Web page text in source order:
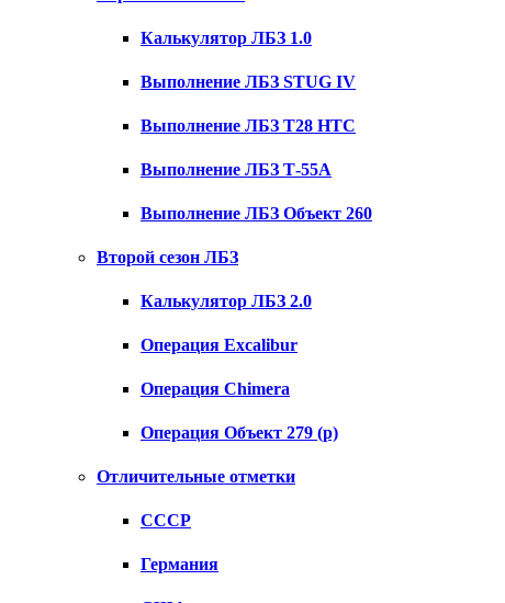
Калькулятор ЛБЗ 1.0
Выполнение ЛБЗ STUG IV
Выполнение ЛБЗ T28 HTC
Выполнение ЛБЗ Т-55А
Выполнение ЛБЗ Объект 260
Второй сезон ЛБЗ
Калькулятор ЛБЗ 2.0
Операция Excalibur
Операция Chimera
Операция Объект 279 (р)
Отличительные отметки
СССР
Германия